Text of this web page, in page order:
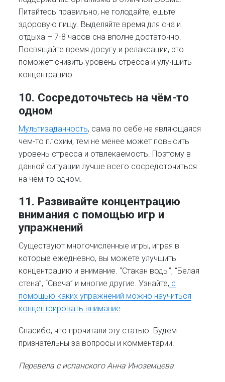
Питайтесь правильно, не голодайте, ешьте
здоровую пищу. Выделяйте время для сна и
отдыха – 7-8 часов сна вполне достаточно.
Посвящайте время досугу и релаксации, это
поможет снизить уровень стресса и улучшить
концентрацию.
10. Сосредоточьтесь на чём-то
одном
Мультизадачность, сама по себе не являющаяся
чем-то плохим, тем не менее может повысить
уровень стресса и отвлекаемость. Поэтому в
данной ситуации лучше всего сосредоточиться
на чём-то одном.
11. Развивайте концентрацию
внимания с помощью игр и
упражнений
Существуют многочисленные игры, играя в
которые ежедневно, вы можете улучшить
концентрацию и внимание. “Стакан воды”, “Белая
стена”, “Свеча” и многие другие. Узнайте, с
помощью каких упражнений можно научиться
концентрировать внимание.
Спасибо, что прочитали эту статью. Будем
признательны за вопросы и комментарии.
Перевела с испанского Анна Иноземцева